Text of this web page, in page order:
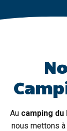
Au camping du
nous mettons